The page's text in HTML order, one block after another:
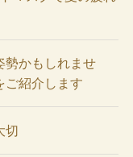
勢かもしれませ
ご紹介します
切